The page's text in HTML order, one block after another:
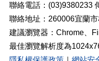
聯絡電話：(03)9380233
聯絡地址：260006宜蘭
建議瀏覽器：Chrome、
最佳瀏覽解析度為